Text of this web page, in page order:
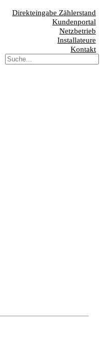
Direkteingabe Zählerstand
Kundenportal
Netzbetrieb
Installateure
Kontakt